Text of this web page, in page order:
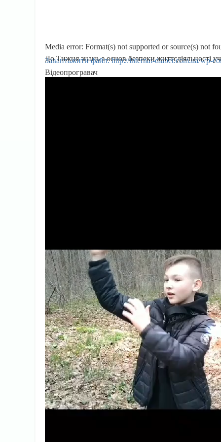
Media error: Format(s) not supported or source(s) not
Завантажити файл: http://internat-diabet.com.ua/
До Тижня знань з основ безпеки життєдіяльності
Відеопрогравач